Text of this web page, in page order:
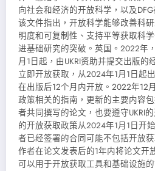
向社会和经济的开放科学，以及
该文件指出，开放科学能够改善科
明度和可复制性、支持平等获取科
进基础研究的突破。英国。2022年
月1日起，由UKRI资助并提交出版
立即开放获取，从2024年1月1日起
在出版后12个月内开放。2022年12
政策相关的指南，更新的主要内容
者共同撰写的论文，也要遵守UKRI
的开放获取政策从2024年1月1日开
者已经签署的合同可能不包括开放
作者在论文发表后的1年内将论文开
可以用于开放获取工具和基础设施的